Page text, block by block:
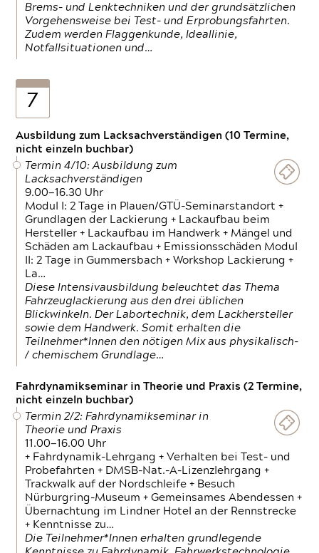
Brems- und Lenktechniken und der grundsätzlichen
Vorgehensweise bei Test- und Erprobungsfahrten.
Zudem werden Flaggenkunde, Ideallinie,
Notfallsituationen und…
7
Ausbildung zum Lacksachverständigen (10 Termine,
nicht einzeln buchbar)
Termin 4/10: Ausbildung zum
Lacksachverständigen
9.00—16.30 Uhr
Modul I: 2 Tage in Plauen/GTÜ-Seminarstandort +
Grundlagen der Lackierung + Lackaufbau beim
Hersteller + Lackaufbau im Handwerk + Mängel und
Schäden am Lackaufbau + Emissionsschäden Modul
II: 2 Tage in Gummersbach + Workshop Lackierung +
La…
Diese Intensivausbildung beleuchtet das Thema
Fahrzeuglackierung aus den drei üblichen
Blickwinkeln. Der Labortechnik, dem Lackhersteller
sowie dem Handwerk. Somit erhalten die
Teilnehmer*Innen den nötigen Mix aus physikalisch-
/ chemischem Grundlage…
Fahrdynamikseminar in Theorie und Praxis (2 Termine,
nicht einzeln buchbar)
Termin 2/2: Fahrdynamikseminar in
Theorie und Praxis
11.00—16.00 Uhr
+ Fahrdynamik-Lehrgang + Verhalten bei Test- und
Probefahrten + DMSB-Nat.-A-Lizenzlehrgang +
Trackwalk auf der Nordschleife + Besuch
Nürburgring-Museum + Gemeinsames Abendessen +
Übernachtung im Lindner Hotel an der Rennstrecke
+ Kenntnisse zu…
Die Teilnehmer*Innen erhalten grundlegende